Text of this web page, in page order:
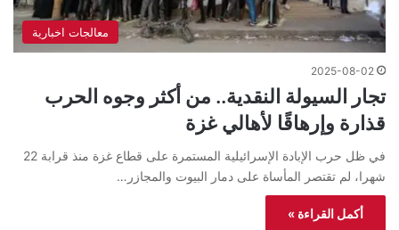
معالجات اخبارية
2025-08-02
تجار السيولة النقدية.. من أكثر وجوه الحرب
قذارة وإرهاقًا لأهالي غزة
في ظل حرب الإبادة الإسرائيلية المستمرة على قطاع غزة منذ قرابة 22
شهرا، لم تقتصر المأساة على دمار البيوت والمجازر…
أكمل القراءة »